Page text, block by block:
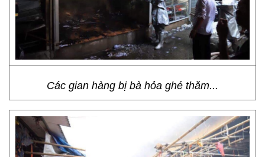
Các gian hàng bị bà hỏa ghé thăm...